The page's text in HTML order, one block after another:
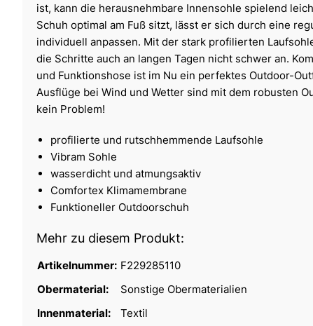
ist, kann die herausnehmbare Innensohle spielend
Schuh optimal am Fuß sitzt, lässt er sich durch eine
individuell anpassen. Mit der stark profilierten
die Schritte auch an langen Tagen nicht schwer an.
und Funktionshose ist im Nu ein perfektes Outdoor-
Ausflüge bei Wind und Wetter sind mit dem robusten
kein Problem!
profilierte und rutschhemmende Laufsohle
Vibram Sohle
wasserdicht und atmungsaktiv
Comfortex Klimamembrane
Funktioneller Outdoorschuh
Mehr zu diesem Produkt:
Artikelnummer: F229285110
Obermaterial:
Sonstige Obermaterialien
Innenmaterial:
Textil